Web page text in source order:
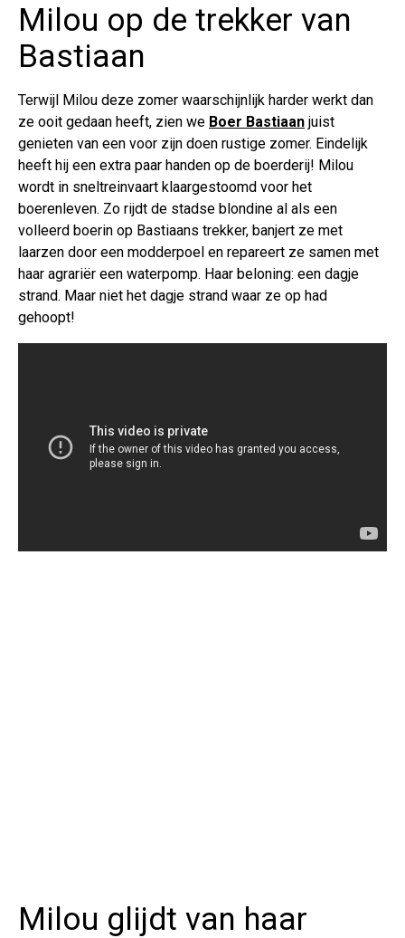
Milou op de trekker van
Bastiaan
Terwijl Milou deze zomer waarschijnlijk harder werkt dan
ze ooit gedaan heeft, zien we Boer Bastiaan juist
genieten van een voor zijn doen rustige zomer. Eindelijk
heeft hij een extra paar handen op de boerderij! Milou
wordt in sneltreinvaart klaargestoomd voor het
boerenleven. Zo rijdt de stadse blondine al als een
volleerd boerin op Bastiaans trekker, banjert ze met
laarzen door een modderpoel en repareert ze samen met
haar agrariër een waterpomp. Haar beloning: een dagje
strand. Maar niet het dagje strand waar ze op had
gehoopt!
Milou glijdt van haar